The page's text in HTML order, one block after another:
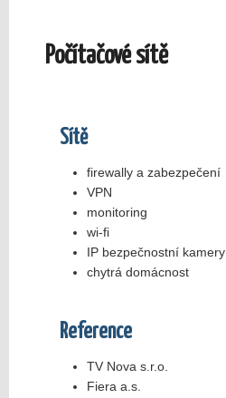
Počítačové sítě
Sítě
firewally a zabezpečení
VPN
monitoring
wi-fi
IP bezpečnostní kamery
chytrá domácnost
Reference
TV Nova s.r.o.
Fiera a.s.